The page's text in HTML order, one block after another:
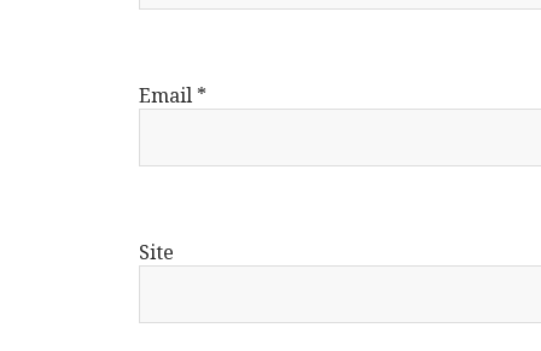
Email *
Site